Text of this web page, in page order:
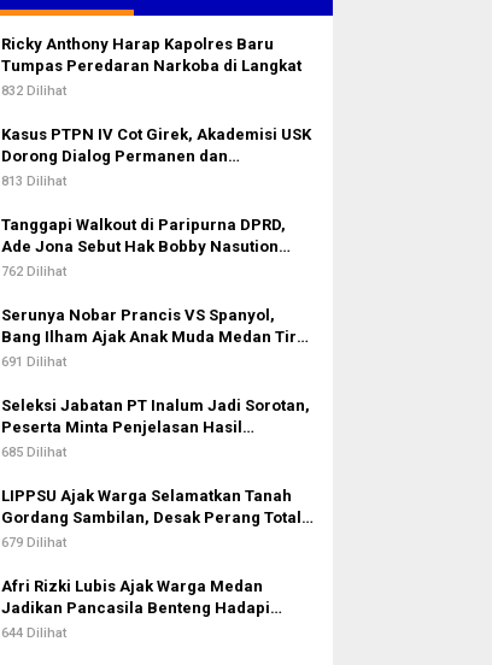
Ricky Anthony Harap Kapolres Baru
Tumpas Peredaran Narkoba di Langkat
832 Dilihat
Kasus PTPN IV Cot Girek, Akademisi USK
Dorong Dialog Permanen dan
Penegakan Hukum
813 Dilihat
Tanggapi Walkout di Paripurna DPRD,
Ade Jona Sebut Hak Bobby Nasution
Sebagai Kepala Daerah
762 Dilihat
Serunya Nobar Prancis VS Spanyol,
Bang Ilham Ajak Anak Muda Medan Tiru
Kejayaan Legenda Bola 80-an
691 Dilihat
Seleksi Jabatan PT Inalum Jadi Sorotan,
Peserta Minta Penjelasan Hasil
Assessment
685 Dilihat
LIPPSU Ajak Warga Selamatkan Tanah
Gordang Sambilan, Desak Perang Total
Melawan Mafia PETI
679 Dilihat
Afri Rizki Lubis Ajak Warga Medan
Jadikan Pancasila Benteng Hadapi
Hoaks dan Perpecahan di Era Digital
644 Dilihat